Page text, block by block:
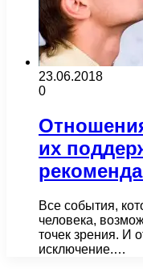
23.06.2018
0
их
Все события,
человека,
точек зрения. И
исключение.…